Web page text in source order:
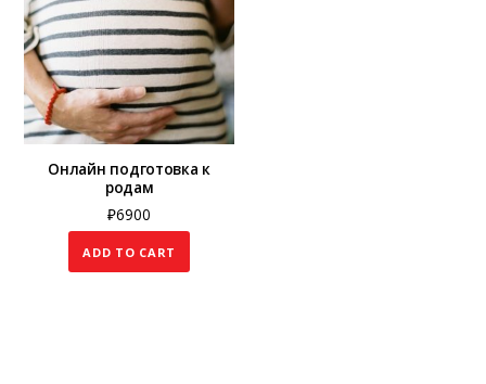
Онлайн подготовка к
родам
₽6900
ADD TO CART